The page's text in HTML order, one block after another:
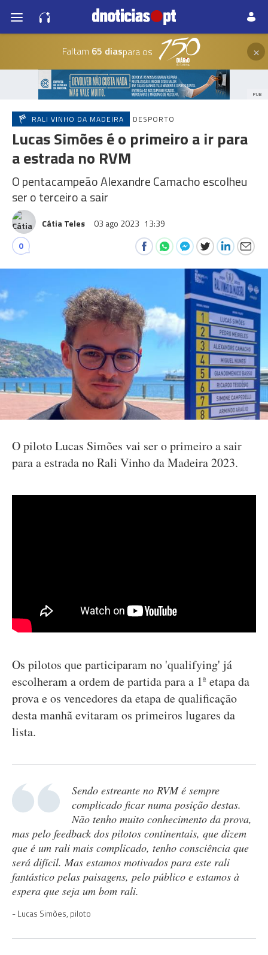
Faltam 65 diaspara os ×
PUB
RALI VINHO DA MADEIRA DESPORTO
Lucas Simões é o primeiro a ir para
a estrada no RVM
O pentacampeão Alexandre Camacho escolheu
ser o terceiro a sair
Cátia Teles 03 ago 2023 13:39
0
O piloto Lucas Simões vai ser o primeiro a sair
para a estrada no Rali Vinho da Madeira 2023.
Os pilotos que participaram no 'qualifying' já
escolheram a ordem de partida para a 1ª etapa da
prova e os vencedores da etapa de qualificação
desta manhã evitaram os primeiros lugares da
lista.
Sendo estreante no RVM é sempre
complicado ficar numa posição destas.
Não tenho muito conhecimento da prova,
mas pelo feedback dos pilotos continentais, que dizem
que é um rali mais complicado, tenho consciência que
será difícil. Mas estamos motivados para este rali
fantástico pelas paisagens, pelo público e estamos à
espera que seja um bom rali.
Lucas Simões, piloto